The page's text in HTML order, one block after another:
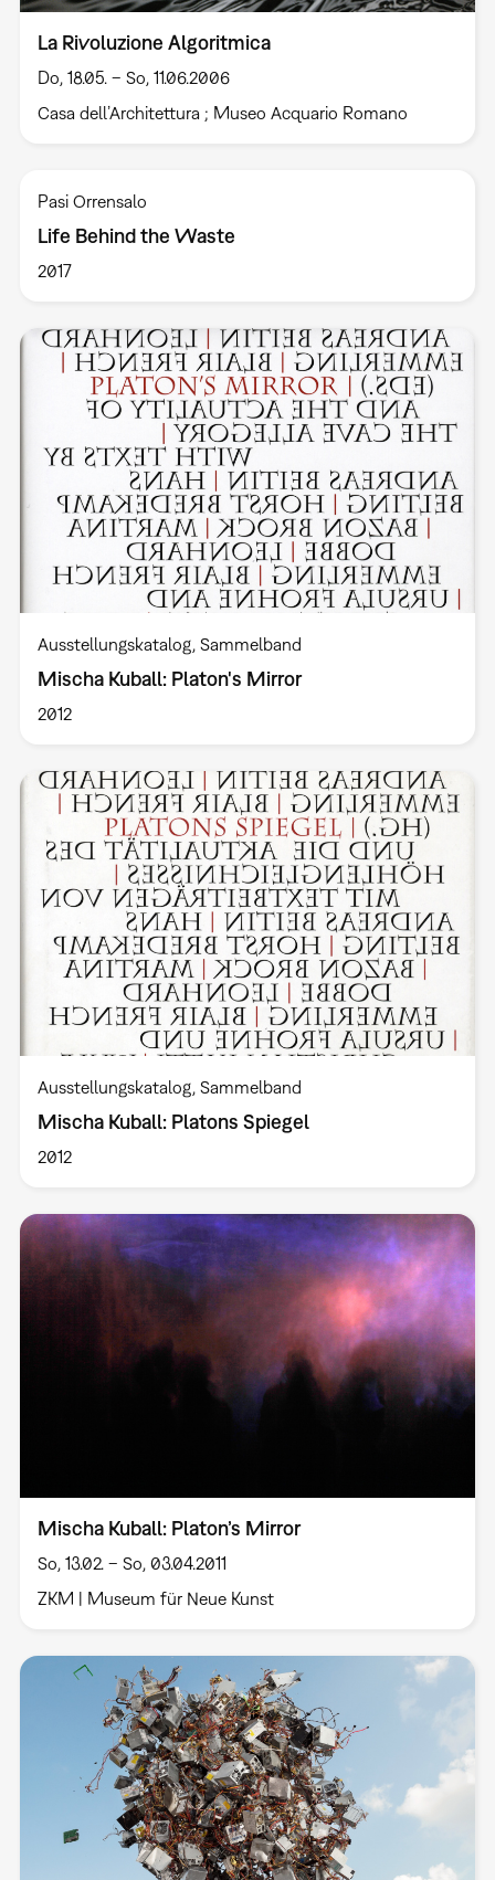
La Rivoluzione Algoritmica
Do, 18.05. – So, 11.06.2006
Casa dell’Architettura ; Museo Acquario Romano
Pasi Orrensalo
Life Behind the Waste
2017
Ausstellungskatalog Sammelband
Mischa Kuball: Platon's Mirror
2012
Ausstellungskatalog Sammelband
Mischa Kuball: Platons Spiegel
2012
Mischa Kuball: Platon’s Mirror
So, 13.02. – So, 03.04.2011
ZKM | Museum für Neue Kunst